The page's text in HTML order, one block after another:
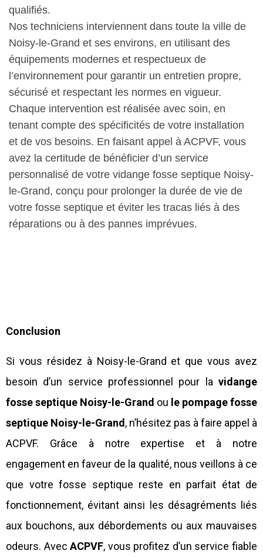
qualifiés.
Nos techniciens interviennent dans toute la ville de
Noisy-le-Grand et ses environs, en utilisant des
équipements modernes et respectueux de
l’environnement pour garantir un entretien propre,
sécurisé et respectant les normes en vigueur.
Chaque intervention est réalisée avec soin, en
tenant compte des spécificités de votre installation
et de vos besoins. En faisant appel à ACPVF, vous
avez la certitude de bénéficier d’un service
personnalisé de votre vidange fosse septique Noisy-
le-Grand, conçu pour prolonger la durée de vie de
votre fosse septique et éviter les tracas liés à des
réparations ou à des pannes imprévues.
Conclusion
Si vous résidez à Noisy-le-Grand et que vous avez
besoin d’un service professionnel pour la vidange
fosse septique Noisy-le-Grand ou le pompage fosse
septique Noisy-le-Grand, n’hésitez pas à faire appel à
ACPVF. Grâce à notre expertise et à notre
engagement en faveur de la qualité, nous veillons à ce
que votre fosse septique reste en parfait état de
fonctionnement, évitant ainsi les désagréments liés
aux bouchons, aux débordements ou aux mauvaises
odeurs. AvecACPVF, vous profitez d’un service fiable